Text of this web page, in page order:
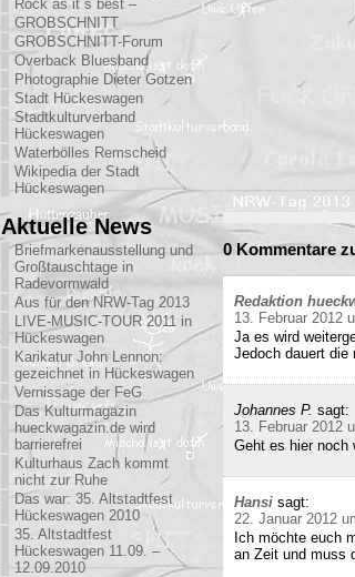
Rock as it´s best –
GROBSCHNITT
GROBSCHNITT-Forum
Overback Bluesband
Photographie Dieter Gotzen
Stadt Hückeswagen
Stadtkulturverband
Hückeswagen
Waterbölles Remscheid
Wikipedia der Stadt
Hückeswagen
Aktuelle News
Briefmarkenausstellung und
Großtauschtage in
Radevormwald
Aus für den NRW-Tag 2013
LIVE-MUSIC-TOUR 2011 in
Hückeswagen
Karikatur John Lennon:
gezeichnet in Hückeswagen
Vernissage der FeG
Das Kulturmagazin
hueckwagazin.de wird
barrierefrei
Kulturhaus Zach kommt
nicht zur Ruhe
Das war: 35. Altstadtfest
Hückeswagen 2010
35. Altstadtfest
Hückeswagen 11.09. –
12.09.2010
0 Kommentare
Redaktion
13. Februar 2012
Ja es wird
Jedoch dauert die
Johannes P. sagt:
13. Februar 2012
Geht es hier noch
Hansi sagt:
22. Januar 2012
Ich möchte euch
an Zeit und muss